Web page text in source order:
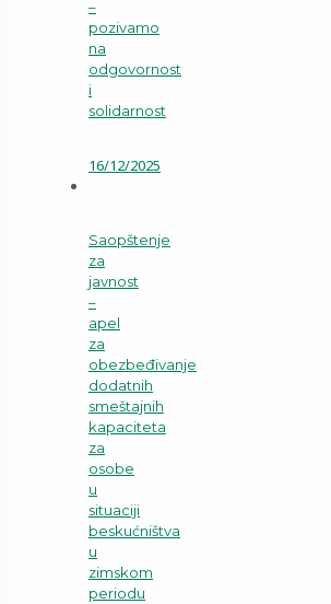
–
pozivamo
na
odgovornost
i
solidarnost
16/12/2025
Saopštenje
za
javnost
–
apel
za
obezbeđivanje
dodatnih
smeštajnih
kapaciteta
za
osobe
u
situaciji
beskućništva
u
zimskom
periodu